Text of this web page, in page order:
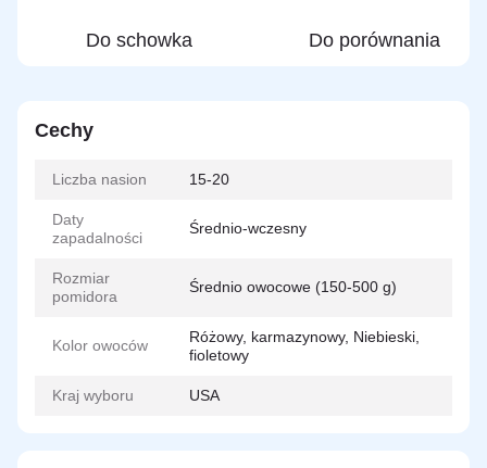
Do schowka Do porównania
Cechy
Liczba nasion 15-20
Daty
zapadalności
Średnio-wczesny
Rozmiar
pomidora
Średnio owocowe (150-500 g)
Kolor owoców
Różowy, karmazynowy, Niebieski,
fioletowy
Kraj wyboru USA